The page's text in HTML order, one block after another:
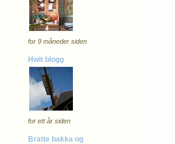
for 9 måneder siden
Hwit blogg
for ett år siden
Bratte bakka og